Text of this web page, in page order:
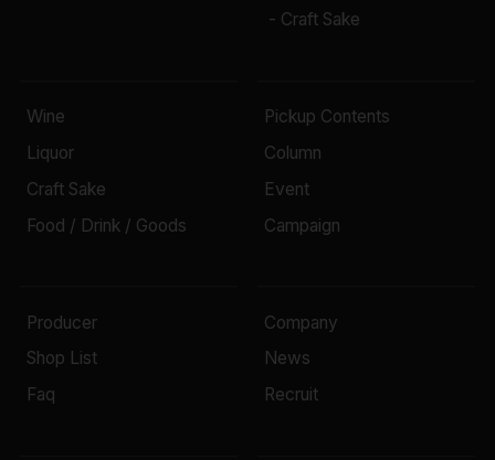
- Craft Sake
Wine
Liquor
Craft Sake
Food / Drink / Goods
Pickup Contents
Column
Event
Campaign
Producer
Shop List
Faq
Company
News
Recruit